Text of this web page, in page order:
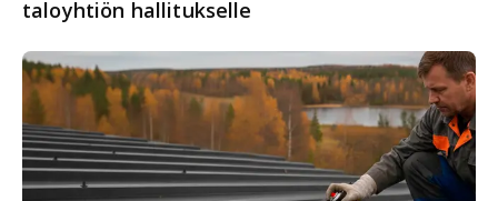
taloyhtiön hallitukselle